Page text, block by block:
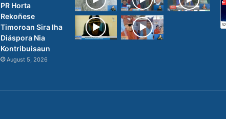
PR Horta
Rekoñese
Timoroan Sira Iha
Diáspora Nia
Kontribuisaun
August 5, 2026